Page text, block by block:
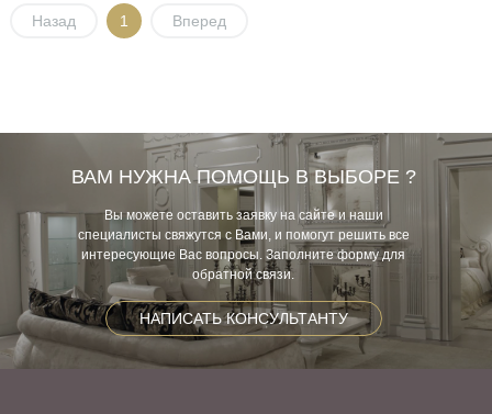
Назад 1 Вперед
ВАМ НУЖНА ПОМОЩЬ В ВЫБОРЕ ?
Вы можете оставить заявку на сайте и наши
специалисты свяжутся с Вами, и помогут решить все
интересующие Вас вопросы. Заполните форму для
обратной связи.
НАПИСАТЬ КОНСУЛЬТАНТУ